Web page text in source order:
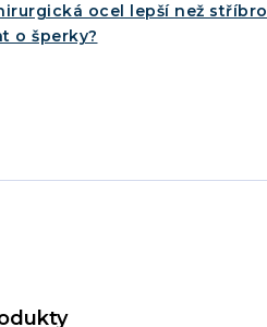
ocel lepší než stříbro
o šperky?